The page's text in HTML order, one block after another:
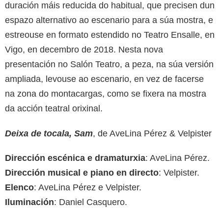
duración máis reducida do habitual, que precisen dun
espazo alternativo ao escenario para a súa mostra, e
estreouse en formato estendido no Teatro Ensalle, en
Vigo, en decembro de 2018. Nesta nova
presentación no Salón Teatro, a peza, na súa versión
ampliada, levouse ao escenario, en vez de facerse
na zona do montacargas, como se fixera na mostra
da acción teatral orixinal.
Deixa de tocala, Sam, de AveLina Pérez & Velpister
Dirección escénica e dramaturxia: AveLina Pérez.
Dirección musical e piano en directo: Velpister.
Elenco: AveLina Pérez e Velpister.
Iluminación: Daniel Casquero.